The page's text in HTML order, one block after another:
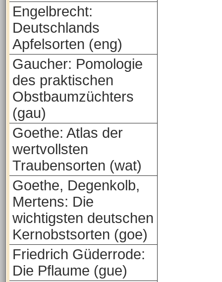
Engelbrecht:
Deutschlands
Apfelsorten (eng)
Gaucher: Pomologie
des praktischen
Obstbaumzüchters
(gau)
Goethe: Atlas der
wertvollsten
Traubensorten (wat)
Goethe, Degenkolb,
Mertens: Die
wichtigsten deutschen
Kernobstsorten (goe)
Friedrich Güderrode:
Die Pflaume (gue)